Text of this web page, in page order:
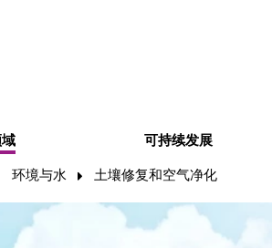
可持续发展
环境与水 土壤修复和空气净化